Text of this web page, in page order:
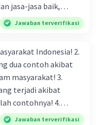
jasa-jasa baik,
di bawah
kalian mana yang
Jawaban terverifikasi
Indonesia! 2.
dua contoh akibat
masyarakat! 3.
terjadi akibat
contohnya! 4.
keberagaman
Jawaban terverifikasi